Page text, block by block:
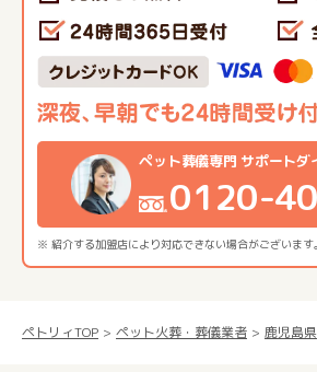
※ 紹介する加盟店により対応できない場合がございます。
ペット葬儀専門 サポートダ
0120-
ペトリィTOP ペット火葬・葬儀業者 鹿児島県